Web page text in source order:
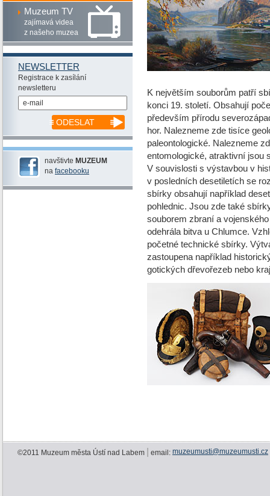
Muzeum TV
zajímavá videa
z našeho muzea
NEWSLETTER
Registrace k zasílání
newsletteru
ODESLAT
navštivte MUZEUM
na facebooku
K největším souborům patří
konci 19. století. Obsahují
především přírodu
hor. Nalezneme zde tisíce
paleontologické. Nalezneme
entomologické, atraktivní jsou
V souvislosti s výstavbou v
v posledních desetiletích se
sbírky obsahují například
pohlednic. Jsou zde také
souborem zbraní a
odehrála bitva u Chlumce.
početné technické sbírky.
zastoupena například
gotických dřevořezeb nebo
©2011 Muzeum města Ústí nad Labem email: muzeumusti@muzeumusti.cz